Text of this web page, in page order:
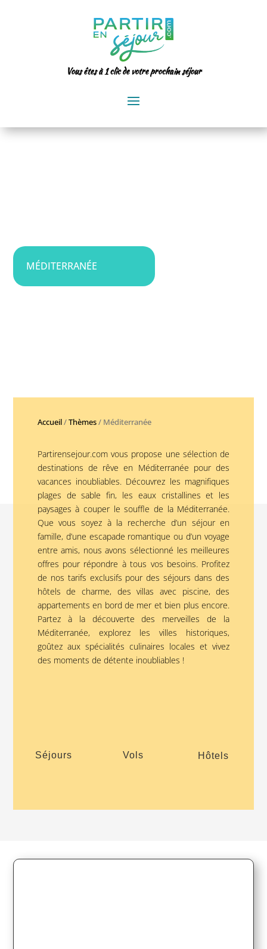
Vous êtes à 1 clic de votre prochain séjour
MÉDITERRANÉE
Accueil/Thèmes/ Méditerranée
Partirensejour.com vous propose une sélection de
destinations de rêve en Méditerranée pour des
vacances inoubliables. Découvrez les magnifiques
plages de sable fin, les eaux cristallines et les
paysages à couper le souffle de la Méditerranée.
Que vous soyez à la recherche d’un séjour en
famille, d’une escapade romantique ou d’un voyage
entre amis, nous avons sélectionné les meilleures
offres pour répondre à tous vos besoins. Profitez
de nos tarifs exclusifs pour des séjours dans des
hôtels de charme, des villas avec piscine, des
appartements en bord de mer et bien plus encore.
Partez à la découverte des merveilles de la
Méditerranée, explorez les villes historiques,
goûtez aux spécialités culinaires locales et vivez
des moments de détente inoubliables !
Séjours Vols Hôtels